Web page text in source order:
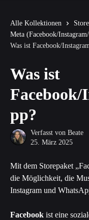
Alle Kollektionen
Meta (Facebook/
Was ist Facebook/
Was ist
pp?
Verfasst von Beate
25. März 2025
Mit dem Storepaket
die Möglichkeit, die
Instagram und
Facebook ist eine